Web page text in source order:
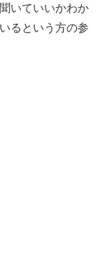
いていいかわか
るという方の参